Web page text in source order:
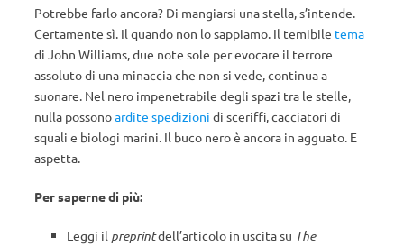
Potrebbe farlo ancora? Di mangiarsi una stella, s’intende.
Certamente sì. Il quando non lo sappiamo. Il temibile tema
di John Williams, due note sole per evocare il terrore
assoluto di una minaccia che non si vede, continua a
suonare. Nel nero impenetrabile degli spazi tra le stelle,
nulla possonoardite spedizioni di sceriffi, cacciatori di
squali e biologi marini. Il buco nero è ancora in agguato. E
aspetta.
Per saperne di più:
Leggi il preprintdell’articolo in uscita su The